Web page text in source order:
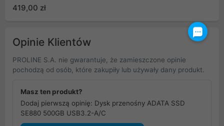
419,00 zł
Opinie Klientów
PROLINE S.A. nie gwarantuje, że zamieszczone opinie
pochodzą od osób, które zakupiły lub używały dany produkt.
Masz ten produkt?
Dodaj pierwszą opinię: Dysk przenośny ADATA SSD
SE880 500GB USB3.2-A/C